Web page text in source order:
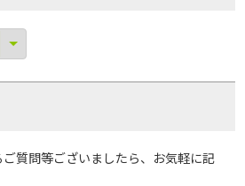
質問等ございましたら、お気軽に記